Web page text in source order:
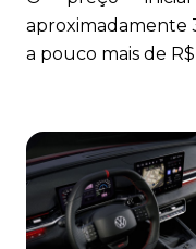
aproximadamente
a pouco mais de